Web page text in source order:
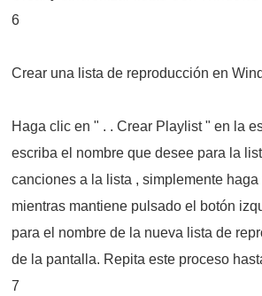
6
Crear una lista de reproducción en
Haga clic en " . . Crear Playlist " en la
escriba el nombre que desee para la
canciones a la lista , simplemente
mientras mantiene pulsado el botón
para el nombre de la nueva lista de
de la pantalla. Repita este proceso
7